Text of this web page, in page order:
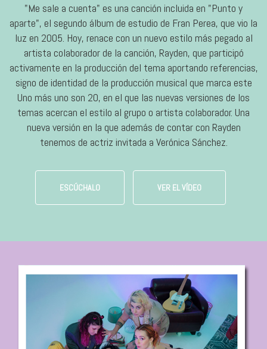
"Me sale a cuenta" es una canción incluida en "Punto y
aparte", el segundo álbum de estudio de Fran Perea, que vio la
luz en 2005. Hoy, renace con un nuevo estilo más pegado al
artista colaborador de la canción, Rayden, que participó
activamente en la producción del tema aportando referencias,
signo de identidad de la producción musical que marca este
Uno más uno son 20, en el que las nuevas versiones de los
temas acercan el estilo al grupo o artista colaborador. Una
nueva versión en la que además de contar con Rayden
tenemos de actriz invitada a Verónica Sánchez.
ESCÚCHALO VER EL VÍDEO